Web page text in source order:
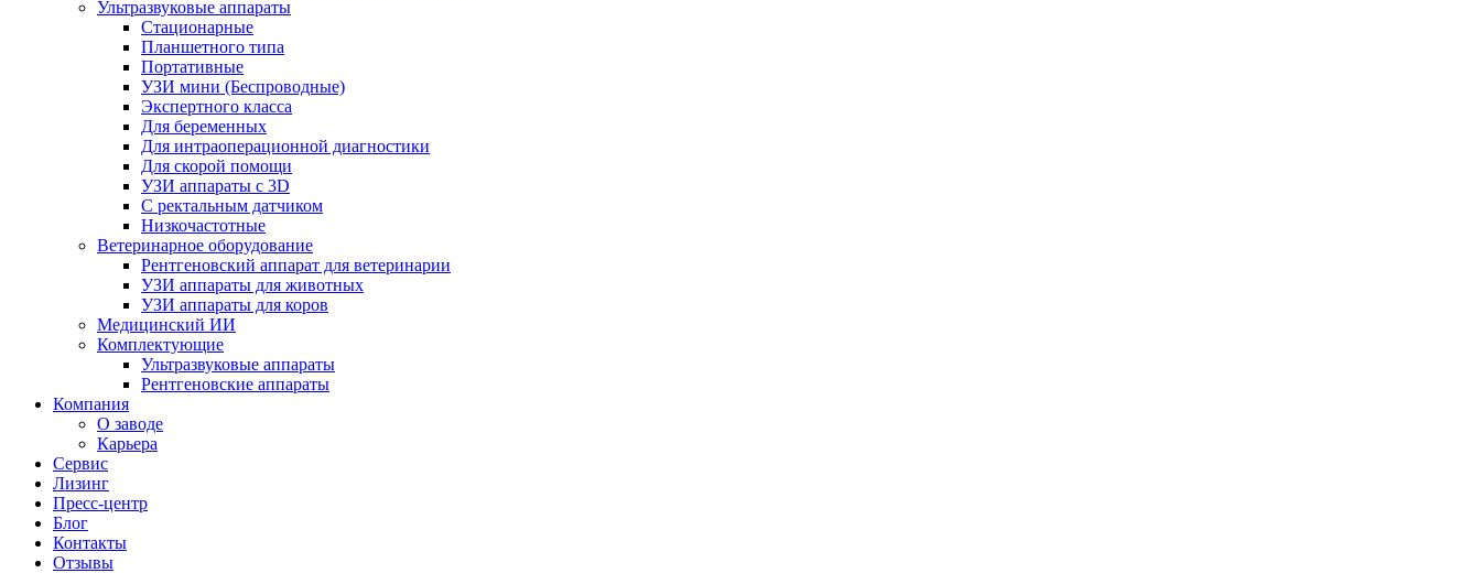
Ультразвуковые аппараты
Стационарные
Планшетного типа
Портативные
УЗИ мини (Беспроводные)
Экспертного класса
Для беременных
Для интраоперационной диагностики
Для скорой помощи
УЗИ аппараты с 3D
С ректальным датчиком
Низкочастотные
Ветеринарное оборудование
Рентгеновский аппарат для ветеринарии
УЗИ аппараты для животных
УЗИ аппараты для коров
Медицинский ИИ
Комплектующие
Ультразвуковые аппараты
Рентгеновские аппараты
Компания
О заводе
Карьера
Сервис
Лизинг
Пресс-центр
Блог
Контакты
Отзывы